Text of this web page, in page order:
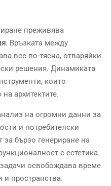
преживява
. Връзката между
все по-тясна, отваряйки
решения. Динамиката
които
архитектите.
на огромни данни за
и потребителски
бързо генериране на
с естетика.
освобождава време
пространства.